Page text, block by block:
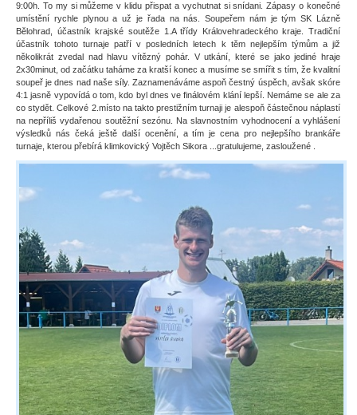
9:00h. To my si můžeme v klidu přispat a vychutnat si snídani. Zápasy o konečné
umístění rychle plynou a už je řada na nás. Soupeřem nám je tým SK Lázně
Bělohrad, účastník krajské soutěže 1.A třídy Královehradeckého kraje. Tradiční
účastník tohoto turnaje patří v posledních letech k těm nejlepším týmům a již
několikrát zvedal nad hlavu vítězný pohár. V utkání, které se jako jediné hraje
2x30minut, od začátku taháme za kratší konec a musíme se smířit s tím, že kvalitní
soupeř je dnes nad naše síly. Zaznamenáváme aspoň čestný úspěch, avšak skóre
4:1 jasně vypovídá o tom, kdo byl dnes ve finálovém klání lepší. Nemáme se ale za
co stydět. Celkové 2.místo na takto prestižním turnaji je alespoň částečnou náplastí
na nepříliš vydařenou soutěžní sezónu. Na slavnostním vyhodnocení a vyhlášení
výsledků nás čeká ještě další ocenění, a tím je cena pro nejlepšího brankáře
turnaje, kterou přebírá klimkovický Vojtěch Sikora ...gratulujeme, zasloužené .